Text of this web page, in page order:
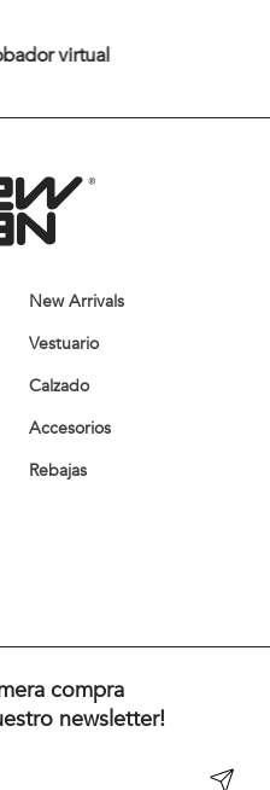
virtual
New Arrivals
Vestuario
Calzado
Accesorios
Rebajas
compra
newsletter!